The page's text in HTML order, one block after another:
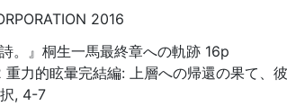
2016
。』桐生一馬最終章への軌跡 16p
重力的眩暈完結編: 上層への帰還の果て、
, 4-7